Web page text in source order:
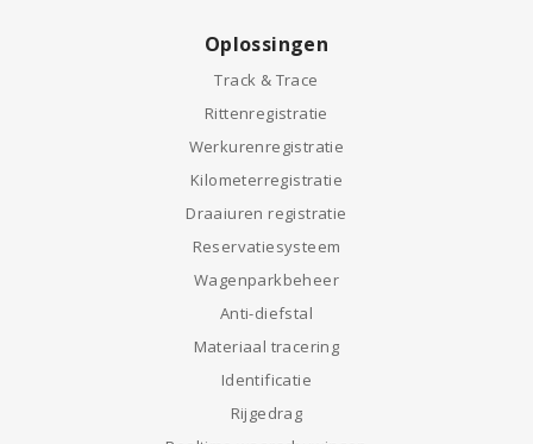
Oplossingen
Track & Trace
Rittenregistratie
Werkurenregistratie
Kilometerregistratie
Draaiuren registratie
Reservatiesysteem
Wagenparkbeheer
Anti-diefstal
Materiaal tracering
Identificatie
Rijgedrag